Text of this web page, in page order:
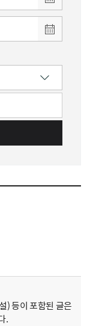
) 등이 포함된 글은
.